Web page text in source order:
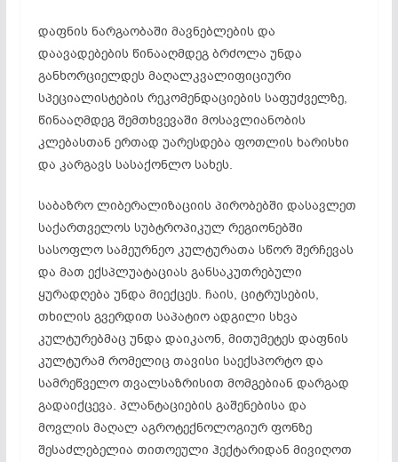
დაფნის ნარგაობაში მავნებლების და
დაავადებების წინააღმდეგ ბრძოლა უნდა
განხორციელდეს მაღალკვალიფიციური
სპეციალისტების რეკომენდაციების საფუძველზე,
წინააღმდეგ შემთხვევაში მოსავლიანობის
კლებასთან ერთად უარესდება ფოთლის ხარისხი
და კარგავს სასაქონლო სახეს.
საბაზრო ლიბერალიზაციის პირობებში დასავლეთ
საქართველოს სუბტროპიკულ რეგიონებში
სასოფლო სამეურნეო კულტურათა სწორ შერჩევას
და მათ ექსპლუატაციას განსაკუთრებული
ყურადღება უნდა მიექცეს. ჩაის, ციტრუსების,
თხილის გვერდით საპატიო ადგილი სხვა
კულტურებმაც უნდა დაიკაონ, მითუმეტეს დაფნის
კულტურამ რომელიც თავისი საექსპორტო და
სამრეწველო თვალსაზრისით მომგებიან დარგად
გადაიქცევა. პლანტაციების გაშენებისა და
მოვლის მაღალ აგროტექნოლოგიურ ფონზე
შესაძლებელია თითოეული ჰექტარიდან მივიღოთ